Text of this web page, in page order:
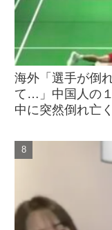
海外「選手が倒
て…」中国人の
中に突然倒れ亡